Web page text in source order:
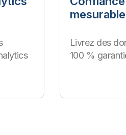
mesurable
Livrez des
100 %